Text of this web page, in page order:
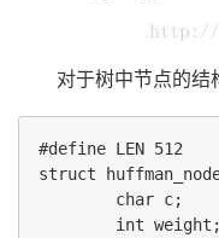
对于树中节点的结
#define LEN 512
struct
        char c;
        int weight;